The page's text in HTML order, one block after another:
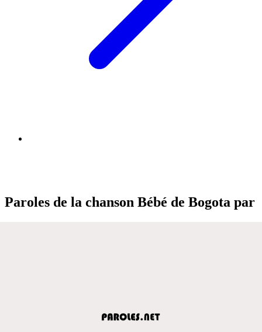
Paroles de la chanson Bébé de Bogota par